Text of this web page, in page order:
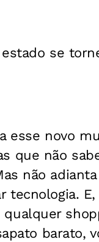
se
esse novo
que não
não
tecnologia. E,
barato,